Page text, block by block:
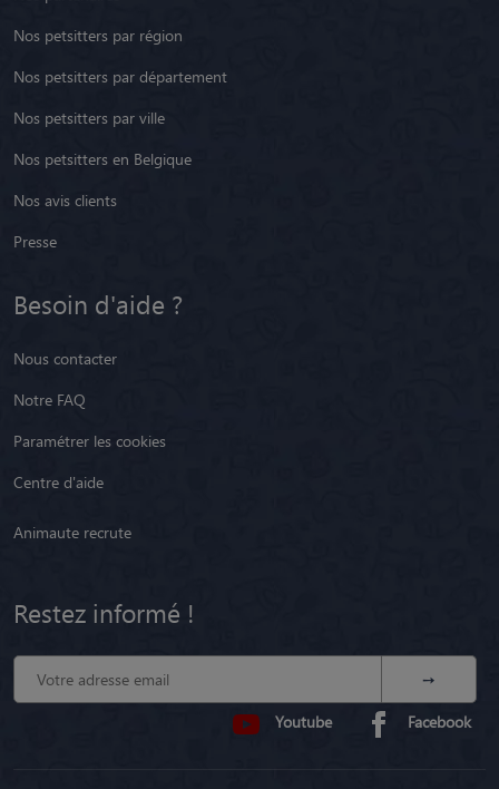
Nos petsitters par département
Nos petsitters par ville
Nos petsitters en Belgique
Nos avis clients
Presse
Besoin d'aide ?
Nous contacter
Notre FAQ
Paramétrer les cookies
Centre d'aide
Animaute recrute
Facebook